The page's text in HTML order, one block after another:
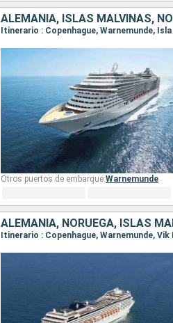
ALEMANIA, ISLAS MALVINAS,
Itinerario : Copenhague, Warnemunde,
Otros puertos de embarque:Warnemunde
ALEMANIA, NORUEGA, ISLAS
Itinerario : Copenhague, Warnemunde,